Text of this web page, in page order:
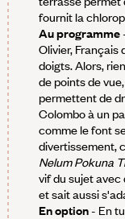
fournit la
Au programme
Olivier, Français
doigts. Alors,
de points de
permettent de
Colombo à un
comme le font
divertissement,
Nelum Pokuna
vif du sujet avec
et sait aussi
En option- En